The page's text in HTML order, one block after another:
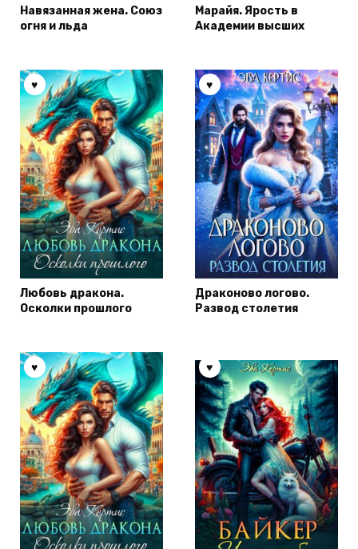
Навязанная жена. Союз
огня и льда
Марайя. Ярость в
Академии высших
Любовь дракона.
Осколки прошлого
Драконово логово.
Развод столетия